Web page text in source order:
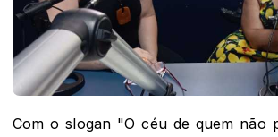
Com o slogan "O céu de quem não